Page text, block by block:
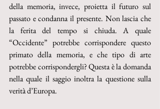
della memoria, invece, proietta il futuro sul
passato e condanna il presente. Non lascia che
la ferita del tempo si chiuda. A quale
“Occidente” potrebbe corrispondere questo
primato della memoria, e che tipo di arte
potrebbe corrispondergli? Questa è la domanda
nella quale il saggio inoltra la questione sulla
verità d’Europa.